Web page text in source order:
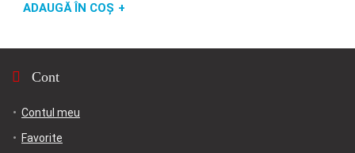
14,295.00 lei.
ADAUGĂ ÎN COȘ +
Cont
Contul meu
Favorite